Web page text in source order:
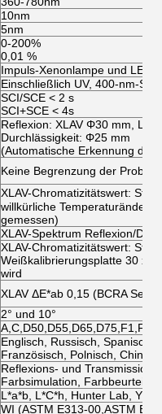
10nm
5nm
0-200%
0,01 %
Impuls-Xenonlampe und LED
Einschließlich UV, 400-nm-
SCI/SCE < 2 s
SCI+SCE < 4s
Reflexion: XLAV Φ30 mm,
Durchlässigkeit: Φ25 mm
(Automatische Erkennung der
Keine Begrenzung der
XLAV-Chromatizitätswert:
willkürliche
gemessen)
XLAV-Spektrum Reflexion/
XLAV-Chromatizitätswert:
Weißkalibrierungsplatte 30 x
wird
XLAV ΔE*ab 0,15 (BCRA
2° und 10°
Englisch, Russisch, Spanisch,
Französisch, Polnisch,
Reflexions- und
Farbsimulation,
L*a*b, L*C*h, Hunter Lab, Yxy,
WI (ASTM E313-00,ASTM